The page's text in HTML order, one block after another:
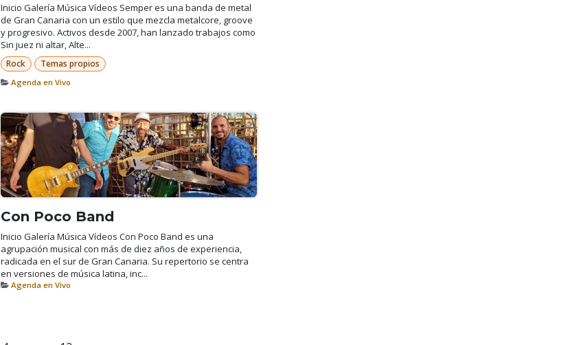
Inicio Galería Música Vídeos Semper es una banda de metal
de Gran Canaria con un estilo que mezcla metalcore, groove
y progresivo. Activos desde 2007, han lanzado trabajos como
Sin juez ni altar, Alte...
Rock Temas propios
Agenda en Vivo
Con Poco Band
Inicio Galería Música Vídeos Con Poco Band es una
agrupación musical con más de diez años de experiencia,
radicada en el sur de Gran Canaria. Su repertorio se centra
en versiones de música latina, inc...
Agenda en Vivo